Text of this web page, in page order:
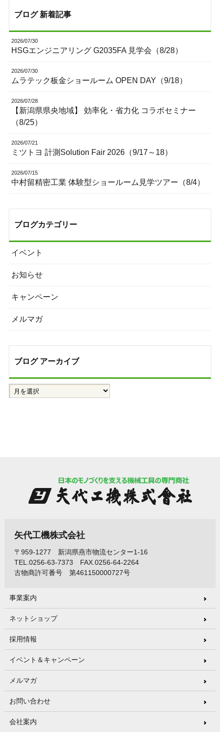
ブログ 新着記事
2026/07/30
HSGエンジニアリング G2035FA 見学会（8/28）
2026/07/30
ムラテック板金ショールーム OPEN DAY（9/18）
2026/07/28
【新潟県県央地域】 効率化・省力化 コラボセミナー
（8/25）
2026/07/21
ミツトヨ 計測Solution Fair 2026（9/17～18）
2026/07/15
中村留精密工業 体験型ショールーム見学ツアー（8/4）
ブログカテゴリー
イベント
お知らせ
キャンペーン
メルマガ
ブログ アーカイブ
矢代工機株式会社
〒959-1277 新潟県燕市物流センター1-16
TEL.0256-63-7373 FAX.0256-64-2264
古物商許可番号 第461150000727号
事業案内
ネットショップ
採用情報
イベント＆キャンペーン
メルマガ
お問い合わせ
会社案内